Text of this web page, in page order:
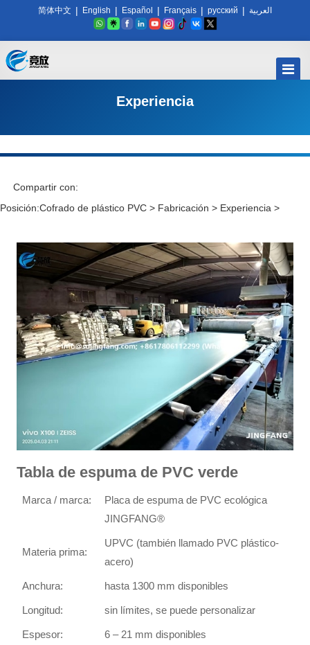
简体中文 | English | Español | Français | русский | العربية
Experiencia
Compartir con:
Posición:Cofrado de plástico PVC > Fabricación > Experiencia >
Tabla de espuma de PVC verde
Marca / marca:
Placa de espuma de PVC ecológica
JINGFANG®
Materia prima:
UPVC (también llamado PVC plástico-
acero)
Anchura: hasta 1300 mm disponibles
Longitud: sin límites, se puede personalizar
Espesor: 6 – 21 mm disponibles